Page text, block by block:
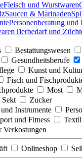
Fleisch und Wurstwaren
Saucen & Marinaden
Personenberatung und
Tierbedarf und
Bestattungswesen
Gesundheitsberufe
Kunst und
Fisch und
Most
Sekt
Zucker
Instrumente
und Fitness
Verkostungen
Onlineshop